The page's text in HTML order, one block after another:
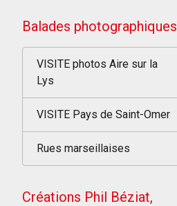
Balades photographiques
VISITE photos Aire sur la
Lys
VISITE Pays de Saint-Omer
Rues marseillaises
Créations Phil Béziat,